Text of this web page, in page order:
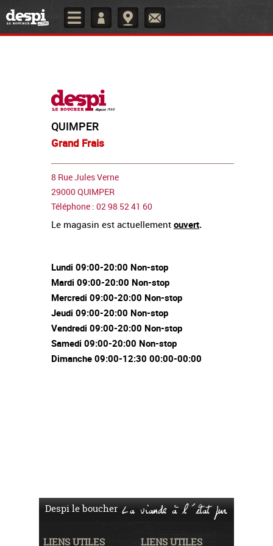
QUIMPER
Grand Frais
8 Rue Jules Verne
29000 QUIMPER
Téléphone : 02 98 52 41 60
Le magasin est actuellement ouvert.
Lundi 09:00-20:00 Non-stop
Mardi 09:00-20:00 Non-stop
Mercredi 09:00-20:00 Non-stop
Jeudi 09:00-20:00 Non-stop
Vendredi 09:00-20:00 Non-stop
Samedi 09:00-20:00 Non-stop
Dimanche 09:00-12:30 00:00-00:00
Despi le boucher La viande à l'état pur
LIENS UTILES LIENS UTILES